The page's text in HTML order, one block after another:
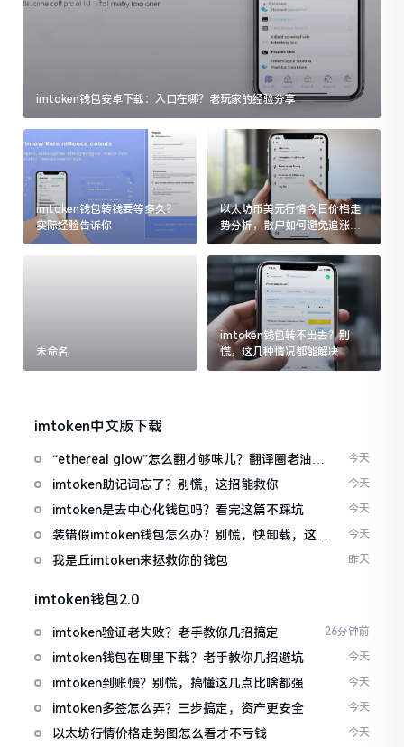
imtoken钱包安卓下载：入口在哪？老玩家的经验分享
imtoken钱包转钱要等多久？
实际经验告诉你
以太坊币美元行情今日价格走
势分析，散户如何避免追涨杀
跌被套牢
未命名
imtoken钱包转不出去？别
慌，这几种情况都能解决
imtoken中文版下载
“ethereal glow”怎么翻才够味儿？翻译圈老油条
的私房话
今天
imtoken助记词忘了？别慌，这招能救你 今天
imtoken是去中心化钱包吗？看完这篇不踩坑 今天
装错假imtoken钱包怎么办？别慌，快卸载，这几
招能救急
今天
我是丘imtoken来拯救你的钱包 昨天
imtoken钱包2.0
imtoken验证老失败？老手教你几招搞定 26分钟前
imtoken钱包在哪里下载？老手教你几招避坑 今天
imtoken到账慢？别慌，搞懂这几点比啥都强 今天
imtoken多签怎么弄？三步搞定，资产更安全 今天
以太坊行情价格走势图怎么看才不亏钱 今天